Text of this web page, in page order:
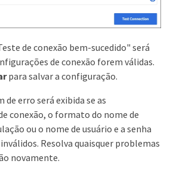
de conexão bem-sucedido" será
de conexão forem válidas.
para salvar a configuração.
de erro será exibida se as
conexão, o formato do nome de
ou o nome de usuário e a senha
Resolva quaisquer problemas
novamente.